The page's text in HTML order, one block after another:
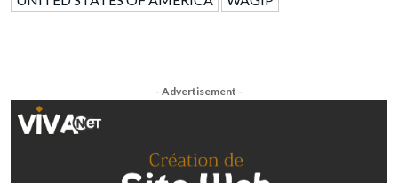
- Advertisement -